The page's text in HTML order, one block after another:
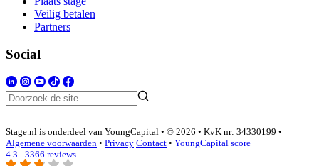
Veilig betalen
Partners
Social
Stage.nl is onderdeel van YoungCapital • © 2026 • KvK nr: 34330199 •
Algemene voorwaarden • Privacy Contact • YoungCapital score
4.3 - 3366 reviews